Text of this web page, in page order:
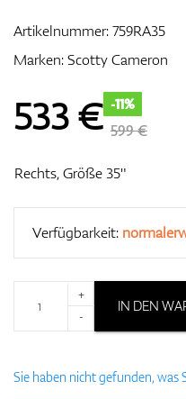
Artikelnummer:759RA35
Marken:Scotty Cameron
533€ -11%
599 €
Rechts, Größe 35"
Verfügbarkeit:
+
-
IN DEN
Sie haben nicht gefunden, was